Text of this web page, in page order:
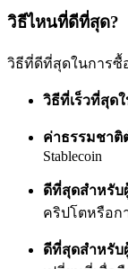
ข้อมูล
การวิเครา
วิธีไหนที่ดีที่สุด?
วิธีที่ดีที่สุดในการซื้
วิธีที่เร็วที่สุด
ค่าธรรมชาติ
Stablecoin
ดีที่สุดสำหรั
คริปโตหรือก
ดีที่สุดสำหรับ